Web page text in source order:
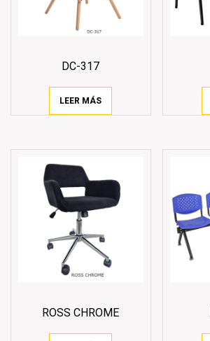
DC-317
LEER MÁS
ROSS CHROME